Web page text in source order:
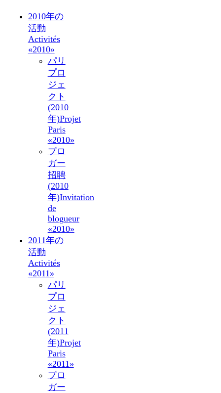
2010年の
活動
Activités
«2010»
パリ
プロ
ジェ
クト
(2010
年)Projet
Paris
«2010»
プロ
ガー
招聘
(2010
年)Invitation
de
blogueur
«2010»
2011年の
活動
Activités
«2011»
パリ
プロ
ジェ
クト
(2011
年)Projet
Paris
«2011»
プロ
ガー